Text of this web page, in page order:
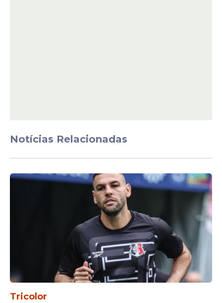
Já o Brusque tentará a recuperação na
próxima rodada. O time catarinense
16h, novamente na Arena Simon. A equipe
buscará reagir após o tropeço em casa e
permanecer entre os principais
concorrentes da Série C.
Notícias Relacionadas
Tricolor